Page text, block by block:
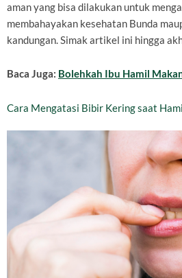
aman yang bisa dilakukan untuk
membahayakan kesehatan Bunda
kandungan. Simak artikel ini hingga
Baca Juga: Bolehkah Ibu Hamil
Cara Mengatasi Bibir Kering saat